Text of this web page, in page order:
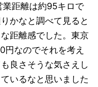
距離は約95キロで
かなと調べて見ると
距離感でした。東京
円なのでそれを考え
良さそうな気さえし
いるなと思いました